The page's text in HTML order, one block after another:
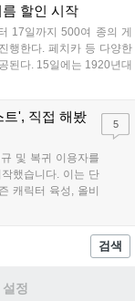
서 특별 프로그램을 시청
할인 시작
17일까지 500여 종의 게
행한다. 페치카 등 다양한
된다. 15일에는 1920년대
일부터 17일까지는 국내
트', 직접 해봤
및 복귀 이용자를
했습니다. 이는 단
캐릭터 육성, 올비
단계 과정을 통해
검은별 무기, 카라
5
검색
설정